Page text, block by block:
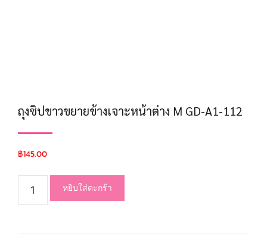
ถุงซิปขาวขยายข้างเจาะหน้าต่าง M GD-A1-112
฿145.00
หยิบใส่ตะกร้า